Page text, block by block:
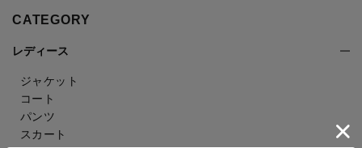
CATEGORY
レディース
ジャケット
コート
パンツ
スカート